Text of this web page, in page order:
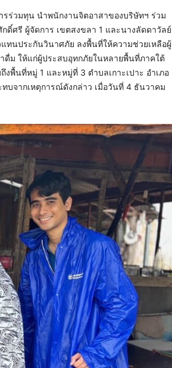
ร่วมทุน นำพนักงานจิตอาสาของบริษัทฯ ร่วม
ดิ์ศรี ผู้จัดการ เขตสงขลา 1 และนางลัดดาวัลย์
ทนประกันวินาศภัย ลงพื้นที่ให้ความช่วยเหลือผู้
ดื่ม ให้แก่ผู้ประสบอุทกภัยในหลายพื้นที่ภาคใต้
พื้นที่หมู่ 1 และหมู่ที่ 3 ตำบลเกาะเปาะ อำเภอ
บจากเหตุการณ์ดังกล่าว เมื่อวันที่ 4 ธันวาคม